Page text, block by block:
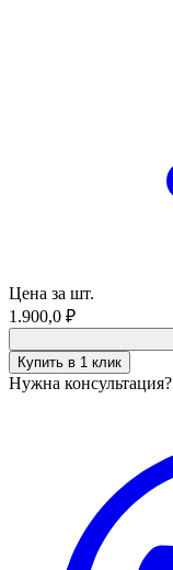
Цена за шт.
1.900,0 ₽
Купить в 1 клик
Нужна консультация?